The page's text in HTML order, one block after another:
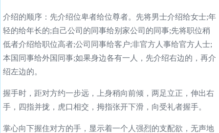
介绍的顺序：先介绍位卑者给位尊者。先将男士介绍给女士;年
轻的给年长的;自己公司的同事给别家公司的同事;先将职位稍
低者介绍给职位高者;公司同事给客户;非官方人事给官方人士;
本国同事给外国同事;如果身边各有一人，先介绍右边的，再介
绍左边的。
握手时，距对方约一步远，上身稍向前倾，两足立正，伸出右
手，四指并拢，虎口相交，拇指张开下滑，向受礼者握手。
掌心向下握住对方的手，显示着一个人强烈的支配欲，无声地